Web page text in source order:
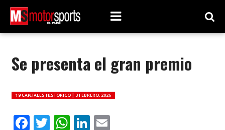
Se presenta el gran premio
19 CAPITALES HISTORICO | 3 FEBRERO, 2026
Facebook
Twitter
WhatsApp
LinkedIn
Email